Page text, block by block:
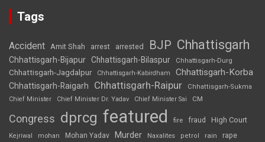
Tags
Accident Amit Shah arrest arrested BJP Chhattisgarh
Chhattisgarh-Bijapur Chhattisgarh-Bilaspur Chhattisgarh-Durg
Chhattisgarh-Jagdalpur Chhattisgarh-Kabirdham Chhattisgarh-Korba
Chhattisgarh-Raigarh Chhattisgarh-Raipur
Chhattisgarh-Sukma
Chief Minister
Chief Minister Dr. Yadav Chief Minister Sai CM
Congress dprcg featured fire fraud High Court
Kejriwal mohan Mohan Yadav Murder Naxalites petrol rain rape